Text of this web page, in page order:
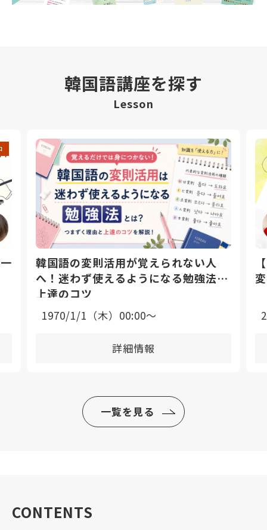
韓国語講座を探す
Lesson
韓国語の変則活用が覚えられない人
へ！迷わず使えるようになる勉強法と
上達のコツ
1970/1/1（木）00:00〜
詳細情報
一覧を見る
CONTENTS